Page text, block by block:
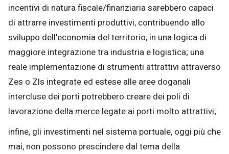
incentivi di natura fiscale/finanziaria sarebbero capaci
di attrarre investimenti produttivi, contribuendo allo
sviluppo dell'economia del territorio, in una logica di
maggiore integrazione tra industria e logistica; una
reale implementazione di strumenti attrattivi attraverso
Zes o Zls integrate ed estese alle aree doganali
intercluse dei porti potrebbero creare dei poli di
lavorazione della merce legate ai porti molto attrattivi;
infine, gli investimenti nel sistema portuale, oggi più che
mai, non possono prescindere dal tema della